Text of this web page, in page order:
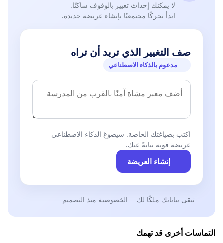
لا يمكنك إحداث تغيير بالوقوف ساكنًا.
ابدأ تحركًا مجتمعيًا بإنشاء عريضة جديدة.
صف التغيير الذي تريد أن تراه
مدعوم بالذكاء الاصطناعي
اكتب بصياغتك الخاصة. سيصوغ الذكاء الاصطناعي
عريضة قوية نيابةً عنك.
إنشاء العريضة
تبقى بياناتك ملكًا لك الخصوصية منذ التصميم
التماسات أخرى قد تهمك